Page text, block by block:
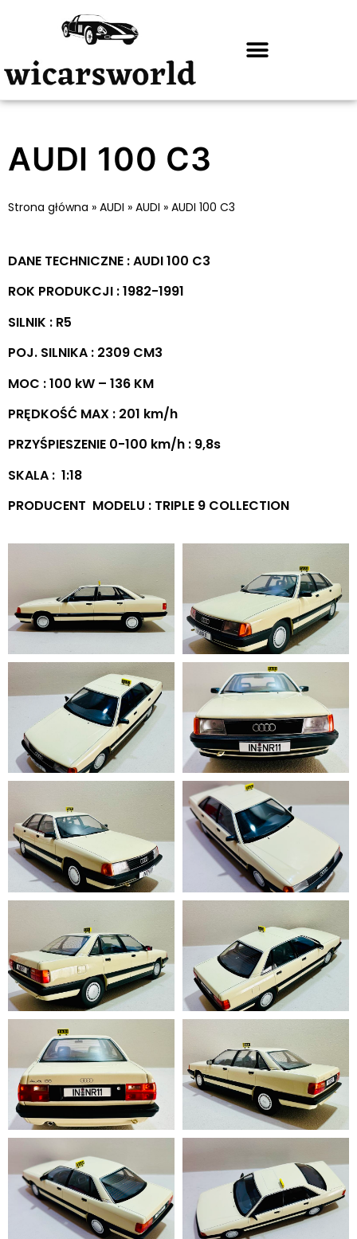
AUDI 100 C3
Strona główna » AUDI » AUDI » AUDI 100 C3
DANE TECHNICZNE : AUDI 100 C3
ROK PRODUKCJI : 1982-1991
SILNIK : R5
POJ. SILNIKA : 2309 CM3
MOC : 100 kW – 136 KM
PRĘDKOŚĆ MAX : 201 km/h
PRZYŚPIESZENIE 0-100 km/h : 9,8s
SKALA : 1:18
PRODUCENT MODELU : TRIPLE 9 COLLECTION